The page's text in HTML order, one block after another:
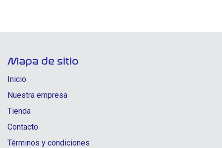
Mapa de sitio
Inicio
Nuestra empresa
Tienda
Contacto
Términos y condiciones